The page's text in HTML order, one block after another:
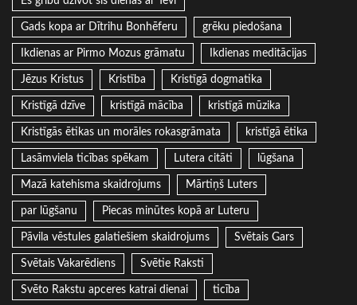
Gads kopa ar Dītrihu Bonhēferu grēku piedošana
Ikdienas ar Pirmo Mozus grāmatu Ikdienas meditācijas
Jēzus Kristus Kristība Kristīgā dogmatika
Kristīgā dzīve kristīgā mācība kristīgā mūzika
Kristīgās ētikas un morāles rokasgrāmata kristīgā ētika
Lasāmviela ticības spēkam Lutera citāti lūgšana
Mazā katehisma skaidrojums Mārtiņš Luters
par lūgšanu Piecas minūtes kopā ar Luteru
Pāvila vēstules galatiešiem skaidrojums Svētais Gars
Svētais Vakarēdiens Svētie Raksti
Svēto Rakstu apceres katrai dienai ticība